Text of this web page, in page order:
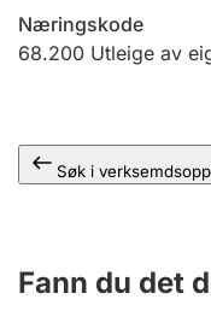
Næringskode
68.200 Utleige av
Søk i
Fann du det